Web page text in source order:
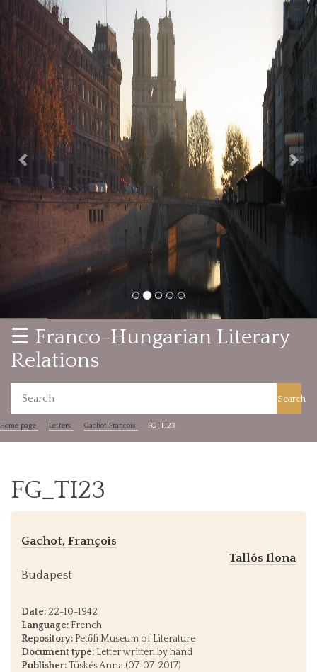
Previous
☰ Franco-Hungarian Literary
Relations
Search
Home page Letters Gachot François FG_TI23
FG_TI23
Gachot, François
Tallós Ilona
Budapest
Date: 22-10-1942
Language: French
Repository: Petőfi Museum of Literature
Document type: Letter written by hand
Publisher: Tüskés Anna (07-07-2017)